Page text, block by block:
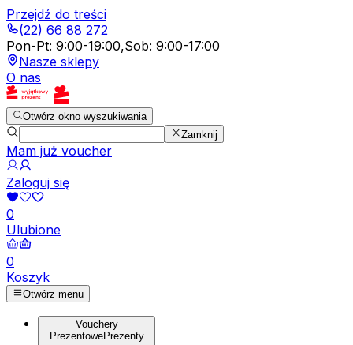
Przejdź do treści
(22) 66 88 272
Pon-Pt: 9:00-19:00,Sob: 9:00-17:00
Nasze sklepy
O nas
Otwórz okno wyszukiwania
Zamknij
Mam już voucher
Zaloguj się
0
Ulubione
0
Koszyk
Otwórz menu
Vouchery
PrezentowePrezenty